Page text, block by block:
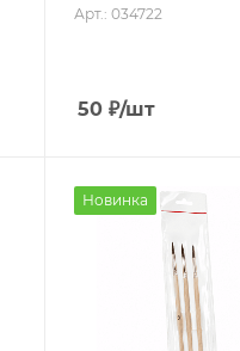
Арт.: 034722
50₽/шт
Новинка